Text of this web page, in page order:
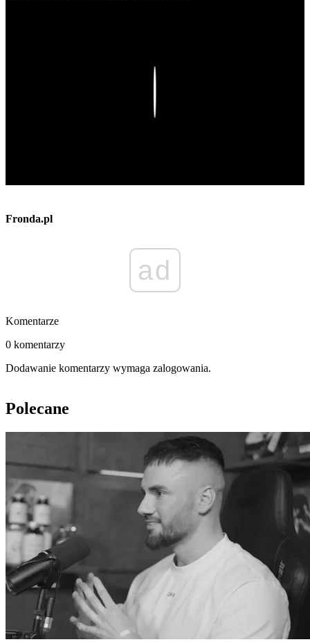
Fronda.pl
ad
Komentarze
0 komentarzy
Dodawanie komentarzy wymaga zalogowania.
Polecane